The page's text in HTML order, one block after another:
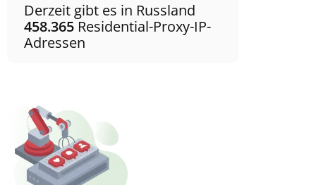
Derzeit gibt es in Russland
458.365 Residential-Proxy-IP-
Adressen